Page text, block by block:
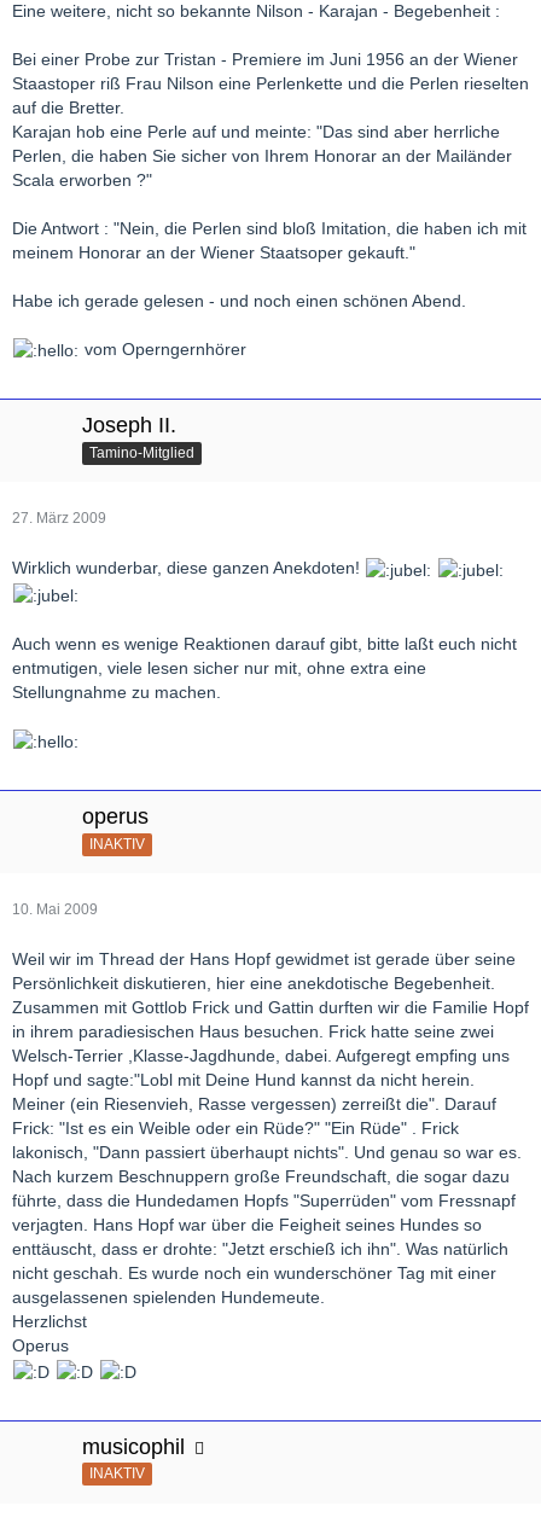
Eine weitere, nicht so bekannte Nilson - Karajan - Begebenheit :
Bei einer Probe zur Tristan - Premiere im Juni 1956 an der Wiener
Staastoper riß Frau Nilson eine Perlenkette und die Perlen rieselten
auf die Bretter.
Karajan hob eine Perle auf und meinte: "Das sind aber herrliche
Perlen, die haben Sie sicher von Ihrem Honorar an der Mailänder
Scala erworben ?"
Die Antwort : "Nein, die Perlen sind bloß Imitation, die haben ich mit
meinem Honorar an der Wiener Staatsoper gekauft."
Habe ich gerade gelesen - und noch einen schönen Abend.
vom Operngernhörer
Joseph II.
Tamino-Mitglied
27. März 2009
Wirklich wunderbar, diese ganzen Anekdoten!
Auch wenn es wenige Reaktionen darauf gibt, bitte laßt euch nicht
entmutigen, viele lesen sicher nur mit, ohne extra eine
Stellungnahme zu machen.
operus
INAKTIV
10. Mai 2009
Weil wir im Thread der Hans Hopf gewidmet ist gerade über seine
Persönlichkeit diskutieren, hier eine anekdotische Begebenheit.
Zusammen mit Gottlob Frick und Gattin durften wir die Familie Hopf
in ihrem paradiesischen Haus besuchen. Frick hatte seine zwei
Welsch-Terrier ,Klasse-Jagdhunde, dabei. Aufgeregt empfing uns
Hopf und sagte:"Lobl mit Deine Hund kannst da nicht herein.
Meiner (ein Riesenvieh, Rasse vergessen) zerreißt die". Darauf
Frick: "Ist es ein Weible oder ein Rüde?" "Ein Rüde" . Frick
lakonisch, "Dann passiert überhaupt nichts". Und genau so war es.
Nach kurzem Beschnuppern große Freundschaft, die sogar dazu
führte, dass die Hundedamen Hopfs "Superrüden" vom Fressnapf
verjagten. Hans Hopf war über die Feigheit seines Hundes so
enttäuscht, dass er drohte: "Jetzt erschieß ich ihn". Was natürlich
nicht geschah. Es wurde noch ein wunderschöner Tag mit einer
ausgelassenen spielenden Hundemeute.
Herzlichst
Operus
musicophil
INAKTIV